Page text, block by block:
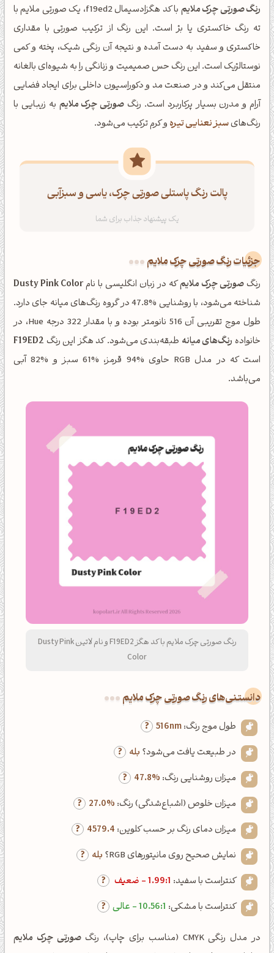
رنگصورتی چرک ملایم
با کد هگزادسیمال f19ed2، یک صورتی ملایم با
ته رنگ خاکستری یا بژ است. این رنگ از ترکیب صورتی با مقداری
خاکستری و سفید به دست آمده و نتیجه آن رنگی شیک، پخته و کمی
نوستالژیک است. این رنگ حس صمیمیت و زنانگی را به شیوه‌ای بالغانه
منتقل می‌کند و در صنعت مد و دکوراسیون داخلی برای ایجاد فضایی
آرام و مدرن بسیار پرکاربرد است. رنگ صورتی چرک ملایم به زیبایی با
رنگ‌هایسبز نعنایی تیره و کرم ترکیب می‌شود.
پالت رنگ پاستلی صورتی چرک، یاسی و سبزآبی
جزئیات رنگ صورتی چرک ملایم
رنگصورتی چرک ملایمکه در زبان انگلیسی با نامDusty Pink Color
شناخته می‌شود، با روشنایی %47.8 در گروه رنگ‌های میانه جای دارد.
طول موج تقریبی آن 516 نانومتر بوده و با مقدار 322 درجه Hue، در
خانواده رنگ‌های میانه طبقه‌بندی می‌شود. کد هگز این رنگ F19ED2
است که در مدل RGB حاوی %94 قرمز، %61 سبز و %82 آبی
می‌باشد.
رنگ صورتی چرک ملایم با کد هگز F19ED2 و نام لاتین Dusty Pink
Color
دانستنی‌های رنگ صورتی چرک ملایم
طول موج رنگ:516nm
در طبیعت یافت می‌شود؟ بله
میزان روشنایی رنگ: 47.8%
میزان خلوص (اشباع‌شدگی) رنگ: 27.0%
میزان دمای رنگ بر حسب کلوین: 4579.4
نمایش صحیح روی مانیتورهای RGB؟
بله
کنتراست با سفید: 1.99:1 - ضعیف
کنتراست با مشکی: 10.56:1 - عالی
در مدل رنگی CMYK (مناسب برای چاپ)، رنگ
صورتی چرک ملایم